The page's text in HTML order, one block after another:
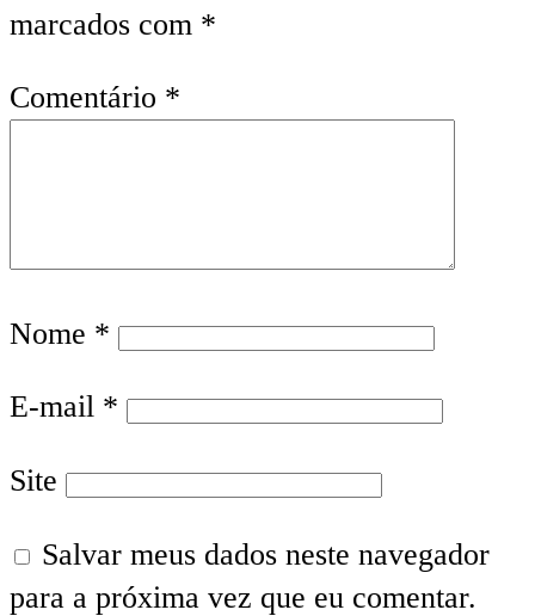
marcados com *
Comentário *
Nome *
E-mail *
Site
Salvar meus dados neste navegador
para a próxima vez que eu comentar.